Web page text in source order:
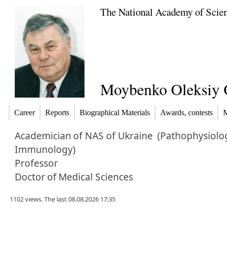
The National Academy of
Moybenko Oleksiy
Career Reports Biographical Materials Awards, contests
Academician of NAS of Ukraine
Immunology)
Professor
DoctorofMedical Sciences
1102 views. The last 08.08.2026 17:35